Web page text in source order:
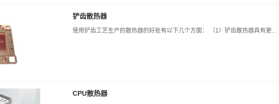
铲齿散热器
使用铲齿工艺生产的散热器的好处有以下几个方面： （1）铲齿散热器具有更...
CPU散热器